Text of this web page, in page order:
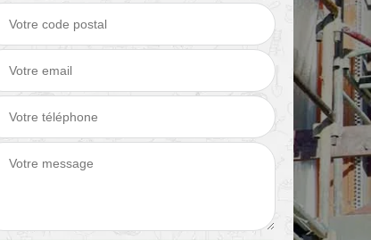
Nettoyage de
façade 54
Peinture et
décapage de volet